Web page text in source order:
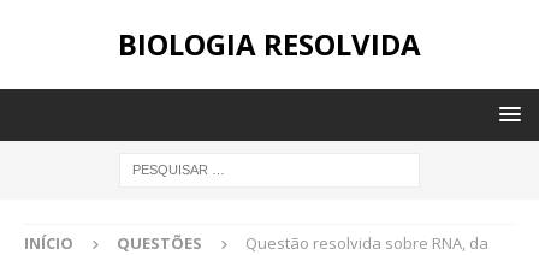
BIOLOGIA RESOLVIDA
INÍCIO QUESTÕES
Questão resolvida sobre RNA, da